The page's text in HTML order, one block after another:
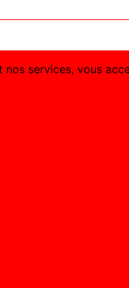
nos services, vous